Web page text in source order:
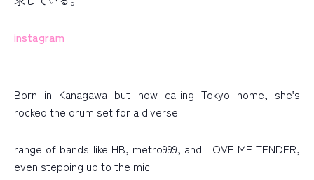
instagram
Born in Kanagawa but now calling Tokyo home, she’s
rocked the drum set for a diverse
range of bands like HB, metro999, and LOVE ME TENDER,
even stepping up to the mic